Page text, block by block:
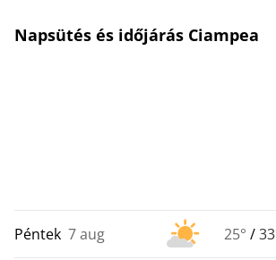
Napsütés és időjárás Ciampea
Péntek 7 aug 25° /